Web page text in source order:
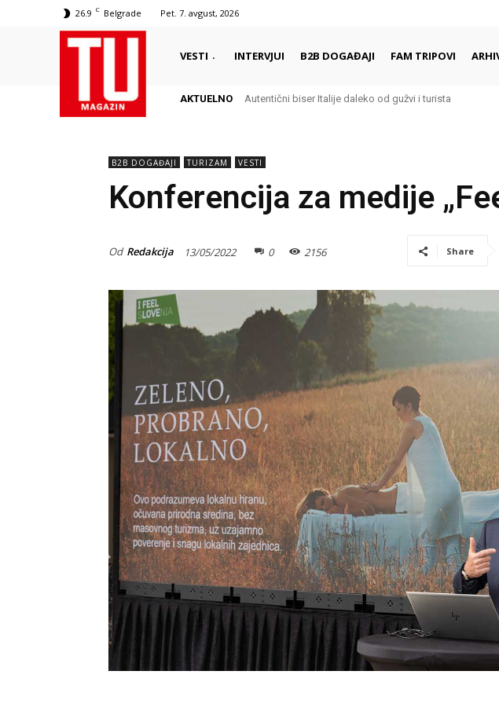
26.9 C Belgrade Pet. 7. avgust, 2026
VESTI INTERVJUI B2B DOGAĐAJI FAM TRIPOVI
AKTUELNO Delikates sa kojim Grci započinju i završavaju dan
Autentični biser Italije daleko od gužvi i turista
B2B DOGAĐAJI TURIZAM VESTI
Konferencija za medije
Od Redakcija 13/05/2022 0 2156 Share